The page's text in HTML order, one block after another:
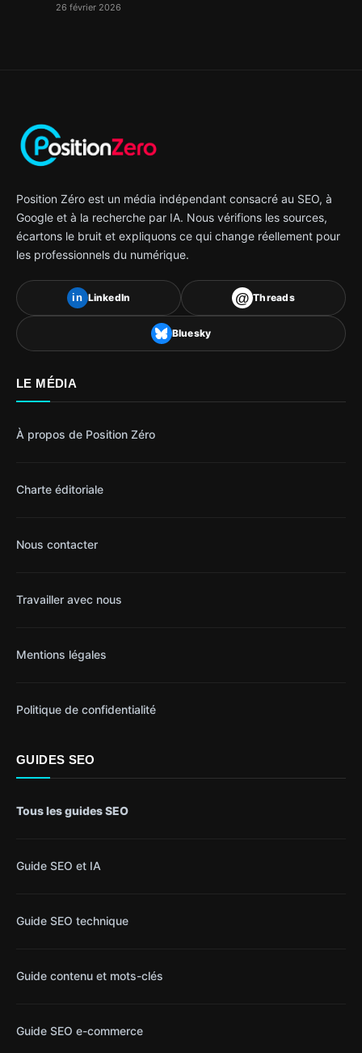
26 février 2026
Position Zéro est un média indépendant consacré au SEO, à
Google et à la recherche par IA. Nous vérifions les sources,
écartons le bruit et expliquons ce qui change réellement pour
les professionnels du numérique.
in LinkedIn @ Threads
Bluesky
LE MÉDIA
À propos de Position Zéro
Charte éditoriale
Nous contacter
Travailler avec nous
Mentions légales
Politique de confidentialité
GUIDES SEO
Tous les guides SEO
Guide SEO et IA
Guide SEO technique
Guide contenu et mots-clés
Guide SEO e-commerce